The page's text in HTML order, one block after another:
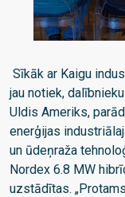
Sīkāk ar Kaigu
jau notiek,
Uldis Ameriks,
enerģijas
un ūdeņraža
Nordex 6.8 MW
uzstādītas.